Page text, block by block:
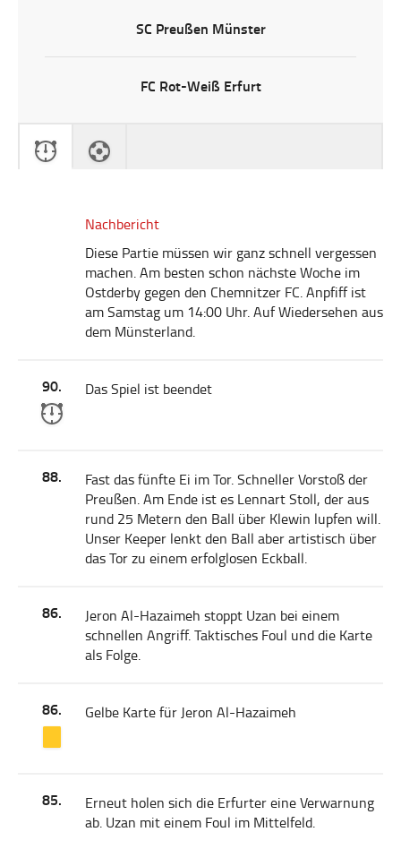
SC Preußen Münster
FC Rot-Weiß Erfurt
Nachbericht
Diese Partie müssen wir ganz schnell vergessen
machen. Am besten schon nächste Woche im
Ostderby gegen den Chemnitzer FC. Anpfiff ist
am Samstag um 14:00 Uhr. Auf Wiedersehen aus
dem Münsterland.
90. Das Spiel ist beendet
88.
Fast das fünfte Ei im Tor. Schneller Vorstoß der
Preußen. Am Ende ist es Lennart Stoll, der aus
rund 25 Metern den Ball über Klewin lupfen will.
Unser Keeper lenkt den Ball aber artistisch über
das Tor zu einem erfolglosen Eckball.
86.
Jeron Al-Hazaimeh stoppt Uzan bei einem
schnellen Angriff. Taktisches Foul und die Karte
als Folge.
86. Gelbe Karte für Jeron Al-Hazaimeh
85.
Erneut holen sich die Erfurter eine Verwarnung
ab. Uzan mit einem Foul im Mittelfeld.